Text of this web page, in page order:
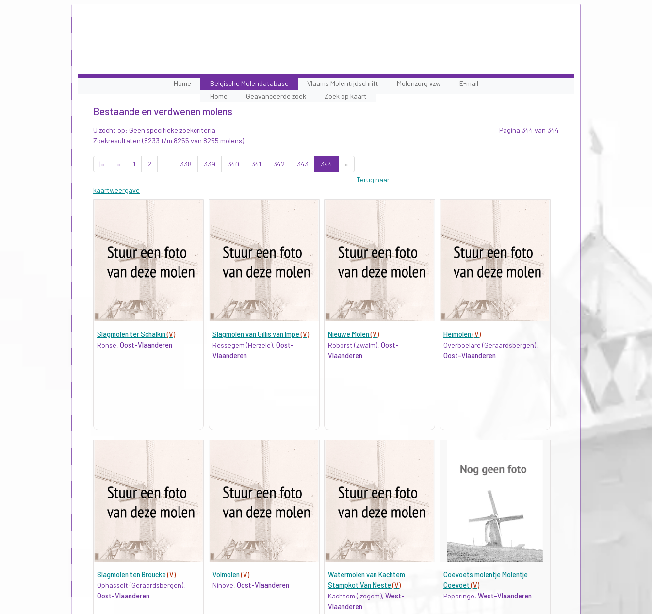
Home
Belgische Molendatabase
Home
Geavanceerde zoek Zoek op kaart
Vlaams Molentijdschrift Molenzorg vzw E-mail
Bestaande en verdwenen molens
U zocht op: Geen specifieke zoekcriteria
Zoekresultaten (8233 t/m 8255 van 8255 molens)
|« « 1 2 ... 338 339 340 341 342 343 344
»
Terug naar
kaartweergave
Pagina 344 van 344
Slagmolen ter Schalkin(V)
Ronse, Oost-Vlaanderen
Slagmolen van Gillis van Impe(V)
Ressegem (Herzele), Oost-
Vlaanderen
Nieuwe Molen(V)
Roborst (Zwalm), Oost-
Vlaanderen
Heimolen(V)
Overboelare (Geraardsbergen),
Oost-Vlaanderen
Slagmolen ten Broucke(V)
Ophasselt (Geraardsbergen),
Oost-Vlaanderen
Volmolen(V)
Ninove, Oost-Vlaanderen
Watermolen van Kachtem
Stampkot Van Neste(V)
Kachtem (Izegem), West-
Vlaanderen
Coevoets molentje Molentje
Coevoet(V)
Poperinge, West-Vlaanderen